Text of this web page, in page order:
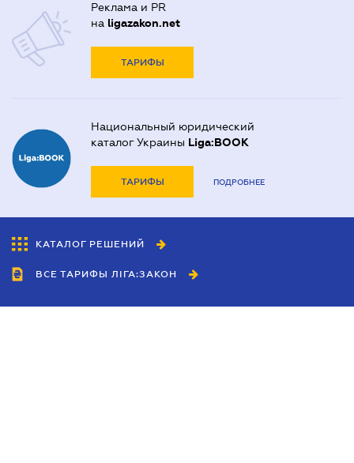
Реклама и PR
на ligazakon.net
ТАРИФЫ
Национальный юридический
каталог Украины Liga:BOOK
ТАРИФЫ ПОДРОБНЕЕ
КАТАЛОГ РЕШЕНИЙ
ВСЕ ТАРИФЫ ЛІГА:ЗАКОН